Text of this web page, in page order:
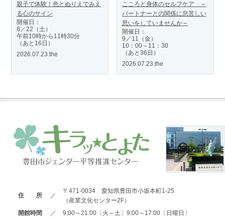
親子で体験！色とぬりえでみえ
る心のサイン
開催日：
8／22（土）
午前10時から11時30分
（あと16日）
2026.07.23.the
こころと身体のセルフケア ～
パートナーとの関係に息苦しい
思いをしていませんか～
開催日：
9／11（金）
10：00～11：30
（あと36日）
2026.07.23.the
住 所 ／
〒471-0034 愛知県豊田市小坂本町1-25
（産業文化センター2F）
開館時間
／
9:00～21:00〔火～土〕9:00～17:00〔日曜日〕